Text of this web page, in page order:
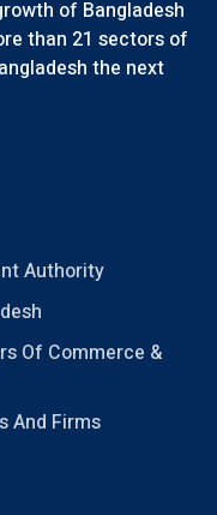
of Bangladesh
than 21 sectors of
the next
Authority
Of Commerce &
And Firms